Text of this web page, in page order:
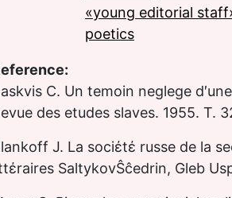
«young editorial
poetics
C. Un temoin neglege
des etudes slaves. 1955. T.
J. La sociέtέ russe de la
Saltykov­Ŝĉedrin, Gleb